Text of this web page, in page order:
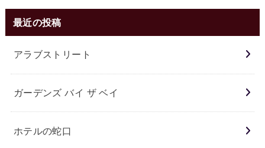
最近の投稿
アラブストリート
ガーデンズ バイ ザ ベイ
ホテルの蛇口